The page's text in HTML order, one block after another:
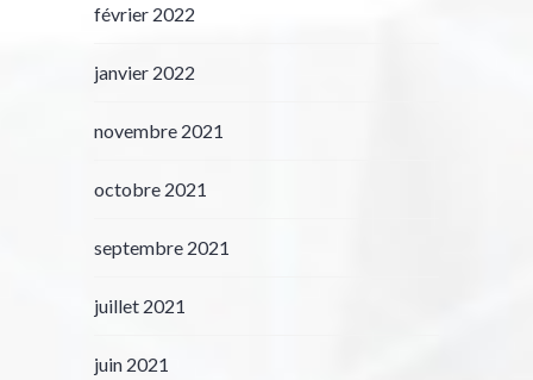
février 2022
janvier 2022
novembre 2021
octobre 2021
septembre 2021
juillet 2021
juin 2021